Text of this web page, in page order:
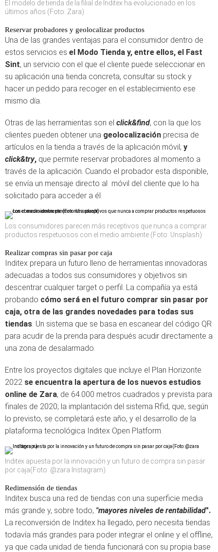
El modelo de tienda de la filial de Inditex ha evolucionado en los
últimos años (Foto: Zara)
Reservar probadores y geolocalizar productos
Una de las grandes ventajas para el consumidor dentro de
estos servicios es el Modo Tienda y, entre ellos, el Fast
Sint, un servicio con el que el cliente puede seleccionar en
su aplicación una tienda concreta, consultar su stock y
hacer un pedido para recoger en el establecimiento ese
mismo día.
Otras de las herramientas son el click&find, con la que los
clientes pueden obtener una geolocalización precisa de
artículos en la tienda a través de la aplicación móvil; y
click&try, que permite reservar probadores al momento a
través de la aplicación. Cuando el probador esta disponible,
se envía un mensaje directo al móvil del cliente que lo ha
solicitado para acceder a él.
Los consumidores parecen más receptivos que nunca a comprar
productos respetuosos con el medio ambiente (Foto: Unsplash)
Realizar compras sin pasar por caja
Inditex prepara un futuro lleno de herramientas innovadoras
adecuadas a todos sus consumidores y objetivos sin
descentrar cualquier target o perfil. La compañía ya está
probando cómo será en el futuro comprar sin pasar por
caja, otra de las grandes novedades para todas sus
tiendas. Un sistema que se basa en escanear del código QR
para acudir de la prenda para después acudir directamente a
una zona de desalarmado.
Entre los proyectos digitales que incluye el Plan Horizonte
2022 se encuentra la apertura de los nuevos estudios
online de Zara, de 64.000 metros cuadrados y prevista para
finales de 2020; la implantación del sistema Rfid, que, según
lo previsto, se completará este año, y el desarrollo de la
plataforma tecnológica Inditex Open Platform.
Inditex apuesta por la innovación y un futuro de compra sin pasar
por caja(Foto: @zara Instagram)
Redimensión de tiendas
Inditex busca una red de tiendas con una superficie media
más grande y, sobre todo, "mayores niveles de rentabilidad".
La reconversión de Inditex ha llegado, pero necesita tiendas
todavía más grandes para poder integrar el online y el offline,
ya que cada unidad de tienda funcionará con su propia base